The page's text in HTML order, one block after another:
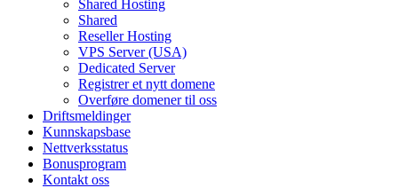
Shared Hosting
Shared
Reseller Hosting
VPS Server (USA)
Dedicated Server
Registrer et nytt domene
Overføre domener til oss
Driftsmeldinger
Kunnskapsbase
Nettverksstatus
Bonusprogram
Kontakt oss